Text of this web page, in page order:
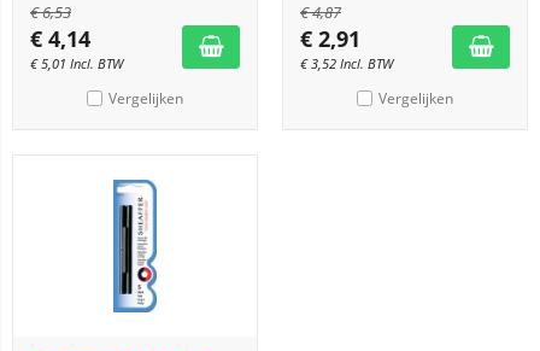
€6,53
€ 4,14
€5,01 Incl. BTW
Vergelijken
€4,87
€ 2,91
€3,52 Incl. BTW
Vergelijken